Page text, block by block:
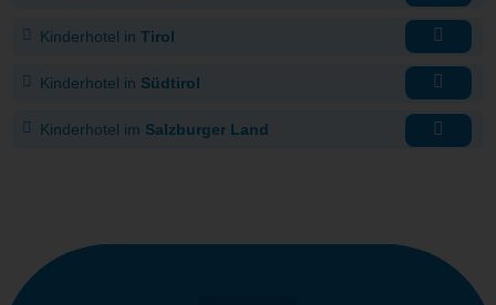
Kinderhotel in Tirol
Kinderhotel in Südtirol
Kinderhotel im Salzburger Land